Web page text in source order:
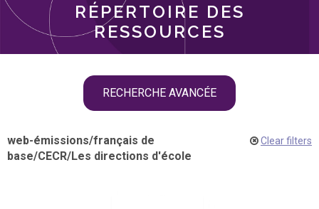
langue
RÉPERTOIRE DES
RESSOURCES
RECHERCHE AVANCÉE
web-émissions/français de
base/CECR/Les directions d'école
Clear filters